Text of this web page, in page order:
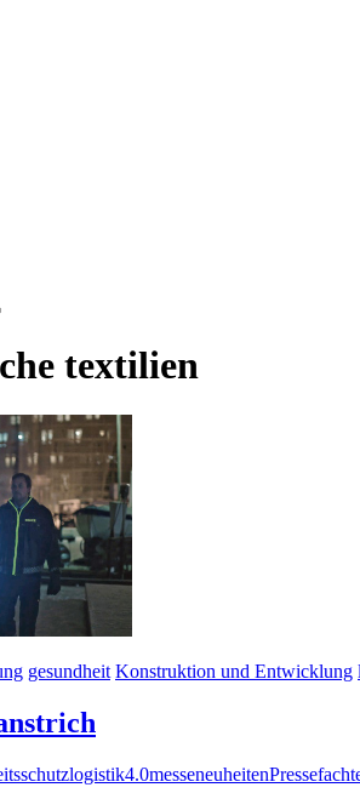
textilien
gesundheit Konstruktion und Entwicklung
logistik4.0messeneuheitenPressefach